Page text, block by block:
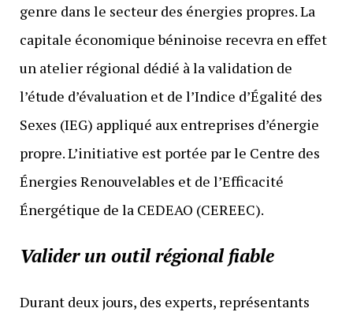
genre dans le secteur des énergies propres. La
capitale économique béninoise recevra en effet
un atelier régional dédié à la validation de
l’étude d’évaluation et de l’Indice d’Égalité des
Sexes (IEG) appliqué aux entreprises d’énergie
propre. L’initiative est portée par le Centre des
Énergies Renouvelables et de l’Efficacité
Énergétique de la CEDEAO (CEREEC).
Valider un outil régional fiable
Durant deux jours, des experts, représentants